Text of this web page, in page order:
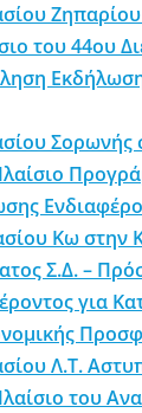
του 44ου
Σορωνής
Κω στην
Σ.Δ. –
για
Λ.Τ.
του